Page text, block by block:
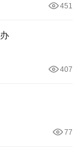
451
407
77